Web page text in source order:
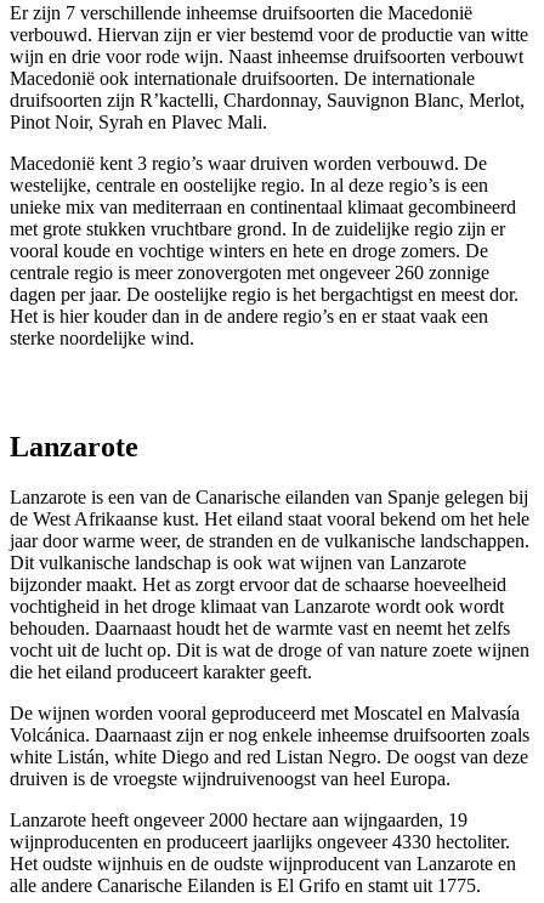
Er zijn 7 verschillende inheemse druifsoorten die Macedonië
verbouwd. Hiervan zijn er vier bestemd voor de productie van witte
wijn en drie voor rode wijn. Naast inheemse druifsoorten verbouwt
Macedonië ook internationale druifsoorten. De internationale
druifsoorten zijn R’kactelli, Chardonnay, Sauvignon Blanc, Merlot,
Pinot Noir, Syrah en Plavec Mali.
Macedonië kent 3 regio’s waar druiven worden verbouwd. De
westelijke, centrale en oostelijke regio. In al deze regio’s is een
unieke mix van mediterraan en continentaal klimaat gecombineerd
met grote stukken vruchtbare grond. In de zuidelijke regio zijn er
vooral koude en vochtige winters en hete en droge zomers. De
centrale regio is meer zonovergoten met ongeveer 260 zonnige
dagen per jaar. De oostelijke regio is het bergachtigst en meest dor.
Het is hier kouder dan in de andere regio’s en er staat vaak een
sterke noordelijke wind.
Lanzarote
Lanzarote is een van de Canarische eilanden van Spanje gelegen bij
de West Afrikaanse kust. Het eiland staat vooral bekend om het hele
jaar door warme weer, de stranden en de vulkanische landschappen.
Dit vulkanische landschap is ook wat wijnen van Lanzarote
bijzonder maakt. Het as zorgt ervoor dat de schaarse hoeveelheid
vochtigheid in het droge klimaat van Lanzarote wordt ook wordt
behouden. Daarnaast houdt het de warmte vast en neemt het zelfs
vocht uit de lucht op. Dit is wat de droge of van nature zoete wijnen
die het eiland produceert karakter geeft.
De wijnen worden vooral geproduceerd metMoscatel en Malvasía
Volcánica. Daarnaast zijn er nog enkele inheemse druifsoorten zoals
white Listán, white Diego and red Listan Negro. De oogst van deze
druiven is de vroegste wijndruivenoogst van heel Europa.
Lanzarote heeft ongeveer 2000 hectare aan wijngaarden, 19
wijnproducenten en produceert jaarlijks ongeveer 4330 hectoliter.
Het oudste wijnhuis en de oudste wijnproducent van Lanzarote en
alle andere Canarische Eilanden is El Grifo en stamt uit 1775.